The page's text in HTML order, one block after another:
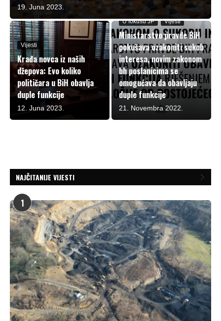
19. Juna 2023.
Vijesti
Krađa novca iz naših
džepova: Evo koliko
političara u BiH obavlja
duple funkcije
12. Juna 2023.
U fokusu JP Vijesti
Ministarstvo pravde BiH
pokušava ozakoniti sukob
interesa, novim zakonom
bh poslanicima se
omogućava da obavljaju
duple funkcije
21. Novembra 2022.
NAJČITANIJE VIJESTI
1